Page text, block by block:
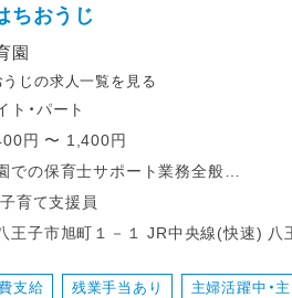
ちおうじ
園
じの求人一覧を見る
ト・パート
円 〜 1,400円
での保育士サポート業務全般
事業所内保育園での保育士サポート業
ちの着替えや食事のお手伝い、園内の
保育士 子育て支援員
JR中央線(快速) 八王子駅 ＪＲ中央線、横浜線、相模線、川
支給 残業手当あり 主婦活躍中・